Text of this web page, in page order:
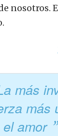
nosotros.
más
más
el amor